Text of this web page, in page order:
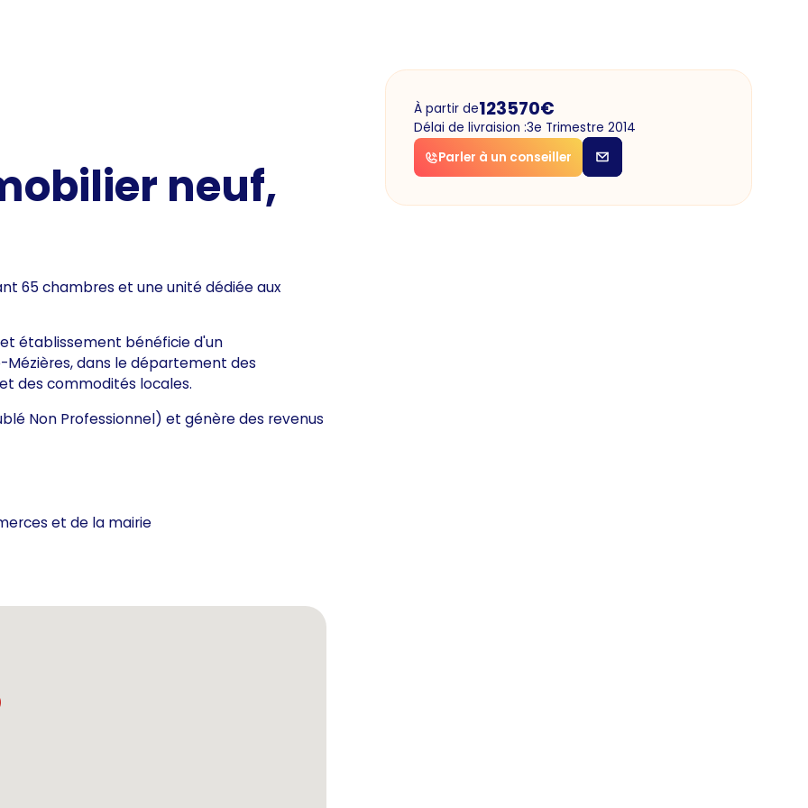
neuf,
65 chambres et une unité dédiée aux
établissement bénéficie d'un
dans le département des
des commodités locales.
Non Professionnel) et génère des revenus
et de la mairie
À partir de123570€
Délai de livraision :3e Trimestre 2014
Parler à un conseiller